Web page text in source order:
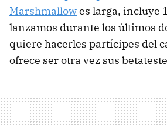
Marshmallowes larga, incluye
lanzamos durante los últimos
quiere hacerles partícipes del
ofrece ser otra vez sus